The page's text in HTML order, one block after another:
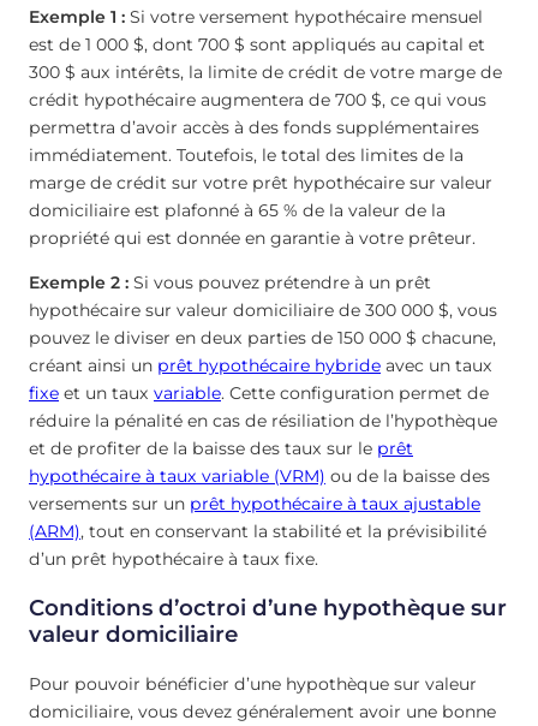
Exemple 1 : Si votre versement hypothécaire mensuel
est de 1 000 $, dont 700 $ sont appliqués au capital et
300 $ aux intérêts, la limite de crédit de votre marge de
crédit hypothécaire augmentera de 700 $, ce qui vous
permettra d’avoir accès à des fonds supplémentaires
immédiatement. Toutefois, le total des limites de la
marge de crédit sur votre prêt hypothécaire sur valeur
domiciliaire est plafonné à 65 % de la valeur de la
propriété qui est donnée en garantie à votre prêteur.
Exemple 2 : Si vous pouvez prétendre à un prêt
hypothécaire sur valeur domiciliaire de 300 000 $, vous
pouvez le diviser en deux parties de 150 000 $ chacune,
créant ainsi un prêt hypothécaire hybride avec un taux
fixe et un taux variable. Cette configuration permet de
réduire la pénalité en cas de résiliation de l’hypothèque
et de profiter de la baisse des taux sur le prêt
hypothécaire à taux variable (VRM) ou de la baisse des
versements sur un prêt hypothécaire à taux ajustable
(ARM), tout en conservant la stabilité et la prévisibilité
d’un prêt hypothécaire à taux fixe.
Conditions d’octroi d’une hypothèque sur
valeur domiciliaire
Pour pouvoir bénéficier d’une hypothèque sur valeur
domiciliaire, vous devez généralement avoir une bonne